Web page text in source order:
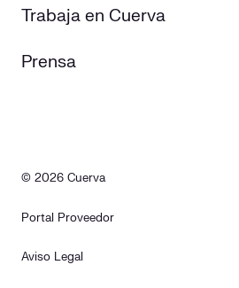
Trabaja en Cuerva
Prensa
© 2026 Cuerva
Portal Proveedor
Aviso Legal